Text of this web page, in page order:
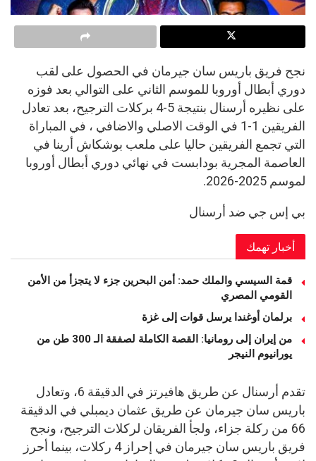
نجح فريق باريس سان جيرمان في الحصول على لقب
دوري أبطال أوروبا للموسم الثاني على التوالي بعد فوزه
على نظيره أرسنال بنتيجة 5-4 بركلات الترجيح، بعد تعادل
الفريقين 1-1 في الوقت الاصلي والاضافي ، في المباراة
التي تجمع الفريقين حاليا على ملعب بوشكاش أرينا في
العاصمة المجرية بودابست في نهائي دوري أبطال أوروبا
لموسم 2025-2026.
بي إس جي ضد أرسنال
أخبار تهمك
قمة السيسي والملك حمد: أمن البحرين جزء لا يتجزأ من الأمن
القومي المصري
برلمان أوغندا يرسل قوات إلى غزة
من إيران إلى رومانيا: القصة الكاملة لصفقة الـ 300 طن من
يورانيوم النيجر
تقدم أرسنال عن طريق هافيرتز في الدقيقة 6، وتعادل
باريس سان جيرمان عن طريق عثمان ديمبلي في الدقيقة
66 من ركلة جزاء، ولجأ الفريقان لركلات الترجيح، ونجح
فريق باريس سان جيرمان في إحراز 4 ركلات، بينما أحرز